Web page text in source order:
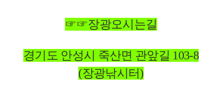
☞☞장광오시는길
경기도 안성시 죽산면 관앞길 103-8
(장광낚시터)